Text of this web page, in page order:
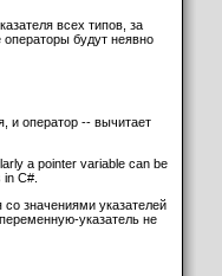
всех типов, за
будут неявно
и оператор -- вычитает
a pointer variable can be
C#.
со значениями указателей
указатель не